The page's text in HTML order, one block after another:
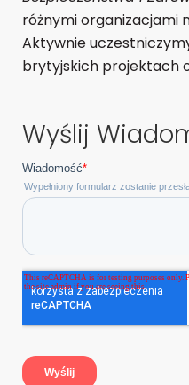
różnymi organizacjami
Aktywnie
brytyjskich projektach
Wyślij